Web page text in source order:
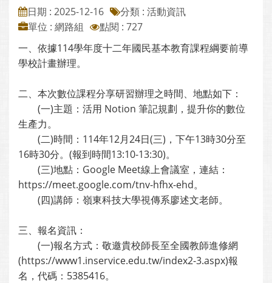
日期 : 2025-12-16
分類 : 活動資訊
單位 : 網路組
點閱 : 727
一、依據114學年度十二年國民基本教育課程綱要前導
學校計畫辦理。
二、本次數位課程分享研習辦理之時間、地點如下：
(一)主題：活用 Notion 筆記規劃，提升你的數位
生產力。
(二)時間：114年12月24日(三)，下午13時30分至
16時30分。(報到時間13:10-13:30)。
(三)地點：Google Meet線上會議室，連結：
https://meet.google.com/tnv-hfhx-ehd。
(四)講師：嶺東科技大學視傳系廖述文老師。
三、報名資訊：
(一)報名方式：敬邀貴校師長至全國教師進修網
(https://www1.inservice.edu.tw/index2-3.aspx)報
名，代碼：5385416。